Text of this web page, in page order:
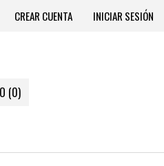
CREAR CUENTA INICIAR SESIÓN
(0)